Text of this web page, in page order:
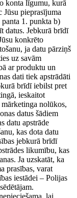
konta līgumu, kurā
Jūsu pieprasījuma
1. punkta b)
datus. Jebkurā brīdī
konkrēto
ja datu pārziņš
uz savām
ar produktu un
dati tiek apstrādāti
brīdī iebilst pret
ieskaitot
nolūkos,
datus šādiem
datu apstrāde
kas dota datu
jebkurā brīdī
likumību, kas
Ja uzskatāt, ka
prasības, varat
iestādei – Polijas
lai